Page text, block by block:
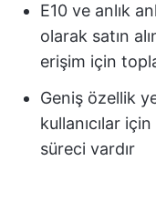
E10 ve anlık
olarak satın
erişim için
Geniş özellik
kullanıcılar
süreci vardır